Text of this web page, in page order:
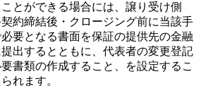
とができる場合には、譲り受け側
約締結後・クロージング前に当該手
要となる書面を保証の提供先の金融
出するとともに、代表者の変更登記
書類の作成すること、を設定するこ
れます。